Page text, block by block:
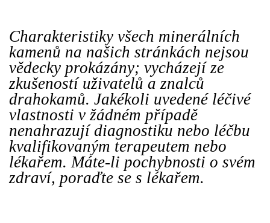
Charakteristiky všech minerálních
kamenů na našich stránkách nejsou
vědecky prokázány; vycházejí ze
zkušeností uživatelů a znalců
drahokamů. Jakékoli uvedené léčivé
vlastnosti v žádném případě
nenahrazují diagnostiku nebo léčbu
kvalifikovaným terapeutem nebo
lékařem. Máte-li pochybnosti o svém
zdraví, poraďte se s lékařem.